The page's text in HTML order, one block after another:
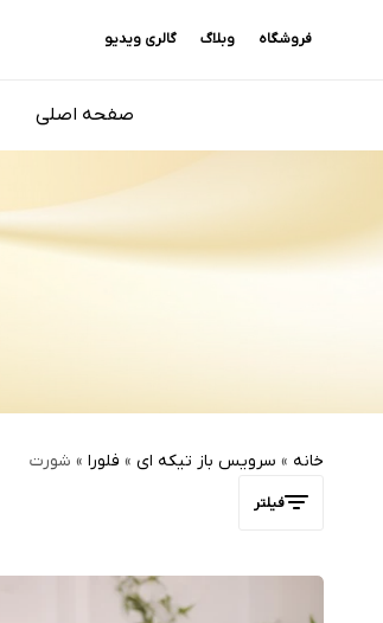
فروشگاه وبلاگ گالری ویدیو
صفحه اصلی
خانه » سرویس باز تیکه ای » فلورا » شورت
فیلتر